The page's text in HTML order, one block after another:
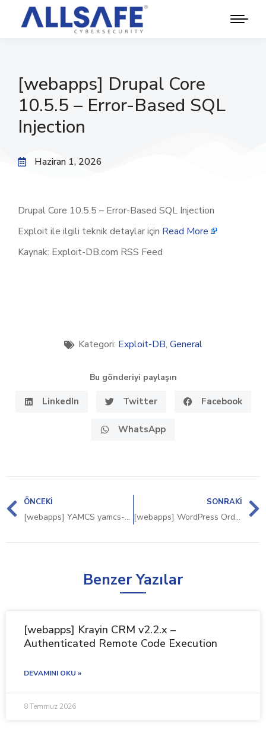
[webapps] Drupal Core
10.5.5 – Error-Based SQL
Injection
Haziran 1, 2026
Drupal Core 10.5.5 – Error-Based SQL Injection
Exploit ile ilgili teknik detaylar için Read More
Kaynak: Exploit-DB.com RSS Feed
Kategori: Exploit-DB, General
Bu gönderiyi paylaşın
LinkedIn Twitter Facebook
WhatsApp
ÖNCEKI
[webapps] YAMCS yamcs-core 5.12.7 – LDAP Injection
SONRAKI
[webapps] WordPress OrderConvo 14 – Path Traversal
Benzer Yazılar
[webapps] Krayin CRM v2.2.x –
Authenticated Remote Code Execution
DEVAMINI OKU »
8 Temmuz 2026